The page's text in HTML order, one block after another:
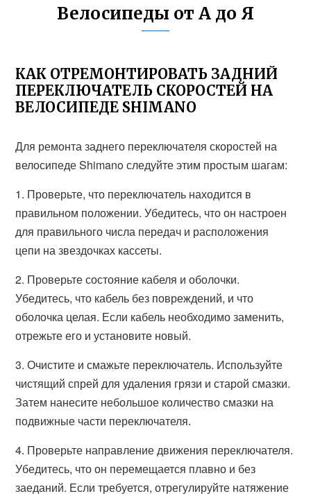
Велосипеды от А до Я
КАК ОТРЕМОНТИРОВАТЬ ЗАДНИЙ
ПЕРЕКЛЮЧАТЕЛЬ СКОРОСТЕЙ НА
ВЕЛОСИПЕДЕ SHIMANO
Для ремонта заднего переключателя скоростей на
велосипеде Shimano следуйте этим простым шагам:
1. Проверьте, что переключатель находится в
правильном положении. Убедитесь, что он настроен
для правильного числа передач и расположения
цепи на звездочках кассеты.
2. Проверьте состояние кабеля и оболочки.
Убедитесь, что кабель без повреждений, и что
оболочка целая. Если кабель необходимо заменить,
отрежьте его и установите новый.
3. Очистите и смажьте переключатель. Используйте
чистящий спрей для удаления грязи и старой смазки.
Затем нанесите небольшое количество смазки на
подвижные части переключателя.
4. Проверьте направление движения переключателя.
Убедитесь, что он перемещается плавно и без
заеданий. Если требуется, отрегулируйте натяжение